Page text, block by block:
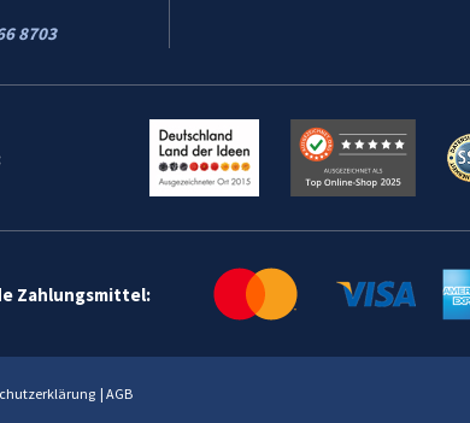
8703
Zahlungsmittel:
| AGB